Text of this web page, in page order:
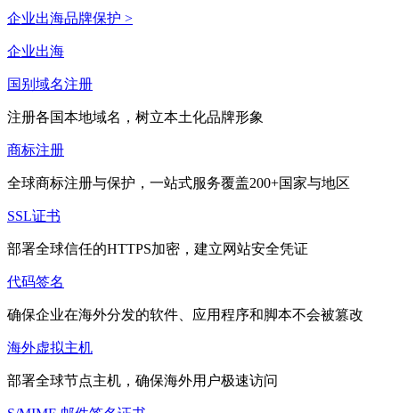
企业出海品牌保护 >
企业出海
国别域名注册
注册各国本地域名，树立本土化品牌形象
商标注册
全球商标注册与保护，一站式服务覆盖200+国家与地区
SSL证书
部署全球信任的HTTPS加密，建立网站安全凭证
代码签名
确保企业在海外分发的软件、应用程序和脚本不会被篡改
海外虚拟主机
部署全球节点主机，确保海外用户极速访问